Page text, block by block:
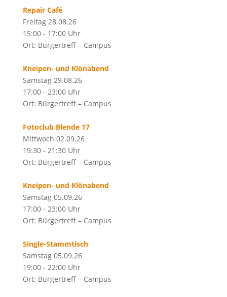
Repair Café
Freitag 28.08.26
15:00 - 17:00 Uhr
Ort: Bürgertreff – Campus
Kneipen- und Klönabend
Samstag 29.08.26
17:00 - 23:00 Uhr
Ort: Bürgertreff – Campus
Fotoclub Blende 17
Mittwoch 02.09.26
19:30 - 21:30 Uhr
Ort: Bürgertreff – Campus
Kneipen- und Klönabend
Samstag 05.09.26
17:00 - 23:00 Uhr
Ort: Bürgertreff – Campus
Single-Stammtisch
Samstag 05.09.26
19:00 - 22:00 Uhr
Ort: Bürgertreff – Campus